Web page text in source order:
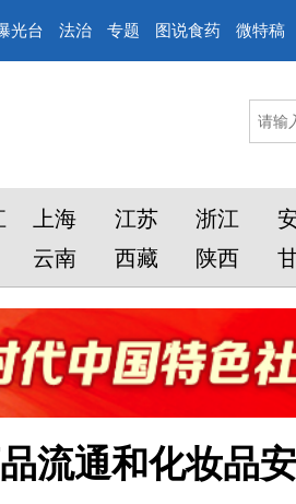
光台 法治 专题 图说食药 微特稿
上海 江苏 浙江
云南 西藏 陕西
流通和化妆品